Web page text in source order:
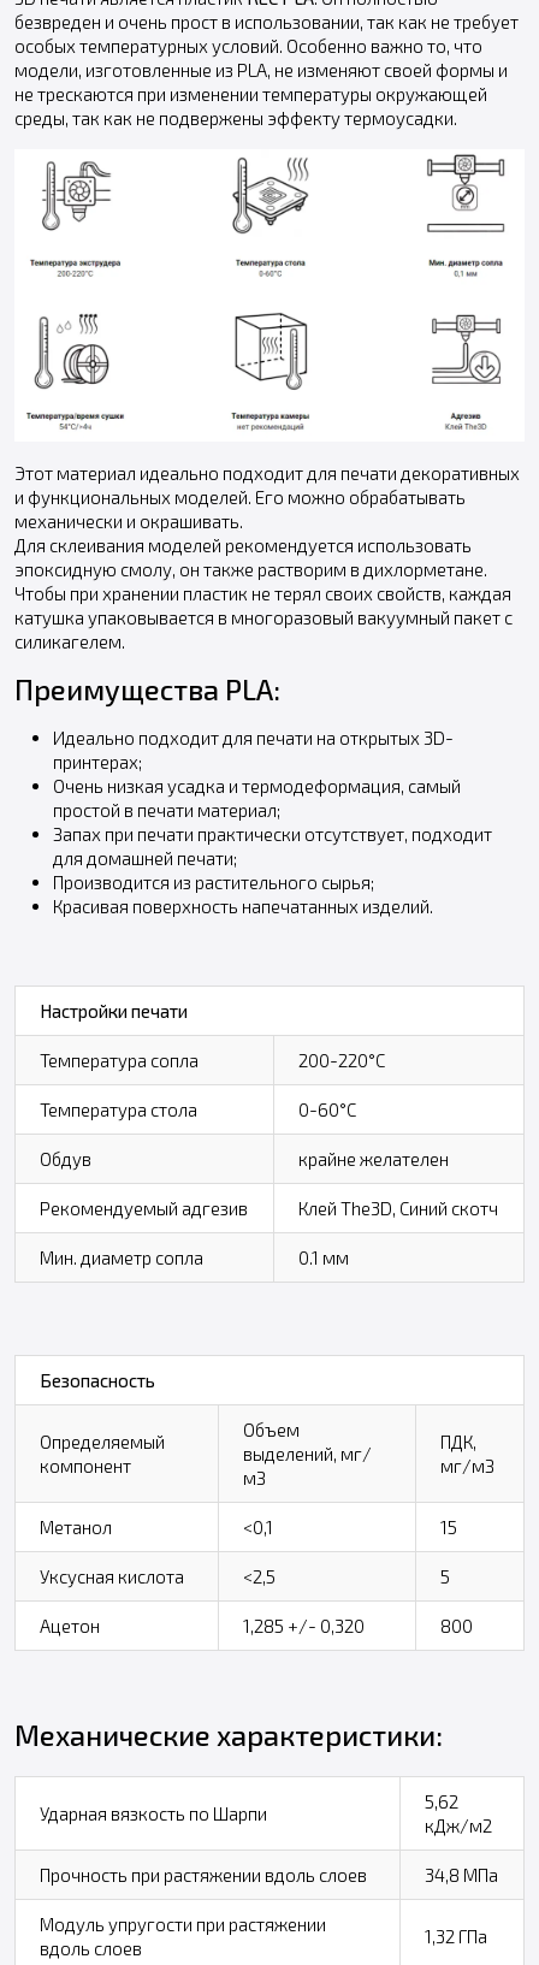
безвреден и очень прост в использовании, так как не требует
особых температурных условий. Особенно важно то, что
модели, изготовленные из PLA, не изменяют своей формы и
не трескаются при изменении температуры окружающей
среды, так как не подвержены эффекту термоусадки.
Этот материал идеально подходит для печати декоративных
и функциональных моделей. Его можно обрабатывать
механически и окрашивать.
Для склеивания моделей рекомендуется использовать
эпоксидную смолу, он также растворим в дихлорметане.
Чтобы при хранении пластик не терял своих свойств, каждая
катушка упаковывается в многоразовый вакуумный пакет с
силикагелем.
Преимущества PLA:
Идеально подходит для печати на открытых 3D-
принтерах;
Очень низкая усадка и термодеформация, самый
простой в печати материал;
Запах при печати практически отсутствует, подходит
для домашней печати;
Производится из растительного сырья;
Красивая поверхность напечатанных изделий.
Настройки печати
Температура сопла 200-220°C
Температура стола 0-60°C
Обдув крайне желателен
Рекомендуемый адгезив Клей The3D, Синий скотч
Мин. диаметр сопла 0.1 мм
Безопасность
Определяемый
компонент
Объем
выделений, мг/
мЗ
ПДК,
мг/мЗ
Метанол <0,1 15
Уксусная кислота <2,5 5
Ацетон 1,285 +/- 0,320 800
Механические характеристики:
Ударная вязкость по Шарпи
5,62
кДж/м2
Прочность при растяжении вдоль слоев 34,8 МПа
Модуль упругости при растяжении
вдоль слоев
1,32 ГПа